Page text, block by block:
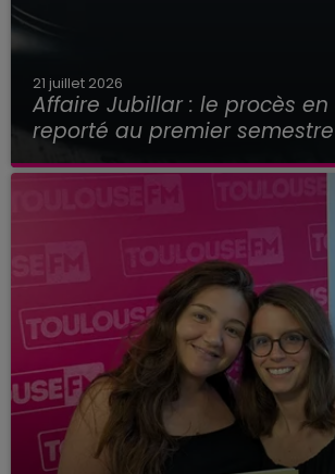
21 juillet 2026
Affaire Jubillar : le procès
reporté au premier